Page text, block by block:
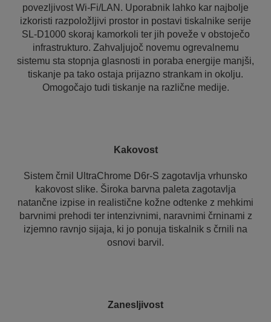
povezljivost Wi-Fi/LAN. Uporabnik lahko kar najbolje
izkoristi razpoložljivi prostor in postavi tiskalnike serije
SL-D1000 skoraj kamorkoli ter jih poveže v obstoječo
infrastrukturo. Zahvaljujoč novemu ogrevalnemu
sistemu sta stopnja glasnosti in poraba energije manjši,
tiskanje pa tako ostaja prijazno strankam in okolju.
Omogočajo tudi tiskanje na različne medije.
Kakovost
Sistem črnil UltraChrome D6r-S zagotavlja vrhunsko
kakovost slike. Široka barvna paleta zagotavlja
natančne izpise in realistične kožne odtenke z mehkimi
barvnimi prehodi ter intenzivnimi, naravnimi črninami z
izjemno ravnjo sijaja, ki jo ponuja tiskalnik s črnili na
osnovi barvil.
Zanesljivost